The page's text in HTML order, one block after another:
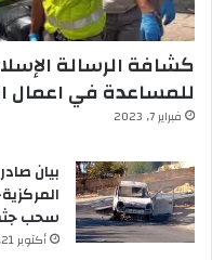
كشافة الرسالة
للمساعدة في اعمال
فبراير 7, 2023
بيان
سحب
أكتوبر 21, 2023